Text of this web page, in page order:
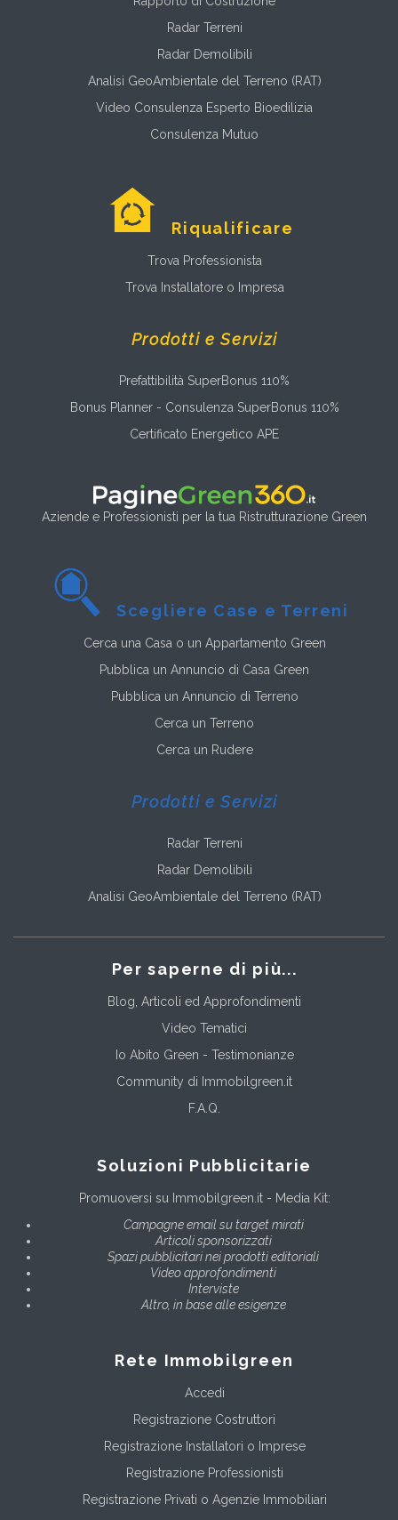
Radar Terreni
Radar Demolibili
Analisi GeoAmbientale del Terreno (RAT)
Video Consulenza Esperto Bioedilizia
Consulenza Mutuo
Riqualificare
Trova Professionista
Trova Installatore o Impresa
Prodotti e Servizi
Prefattibilità SuperBonus 110%
Bonus Planner - Consulenza SuperBonus 110%
Certificato Energetico APE
Aziende e Professionisti per la tua Ristrutturazione Green
Scegliere Case e Terreni
Cerca una Casa o un Appartamento Green
Pubblica un Annuncio di Casa Green
Pubblica un Annuncio di Terreno
Cerca un Terreno
Cerca un Rudere
Prodotti e Servizi
Radar Terreni
Radar Demolibili
Analisi GeoAmbientale del Terreno (RAT)
Per saperne di più...
Blog, Articoli ed Approfondimenti
Video Tematici
Io Abito Green - Testimonianze
Community di Immobilgreen.it
F.A.Q.
Soluzioni Pubblicitarie
Promuoversi su Immobilgreen.it - Media Kit:
Campagne email su target mirati
Articoli sponsorizzati
Spazi pubblicitari nei prodotti editoriali
Video approfondimenti
Interviste
Altro, in base alle esigenze
Rete Immobilgreen
Accedi
Registrazione Costruttori
Registrazione Installatori o Imprese
Registrazione Professionisti
Registrazione Privati o Agenzie Immobiliari